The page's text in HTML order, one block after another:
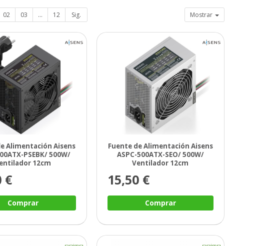
02 03 ... 12 Sig. Mostrar
Alimentación Aisens
PSEBK/ 500W/
12cm
€
Comprar
Fuente de Alimentación Aisens
ASPC-500ATX-SEO/ 500W/
Ventilador 12cm
15,50 €
Comprar